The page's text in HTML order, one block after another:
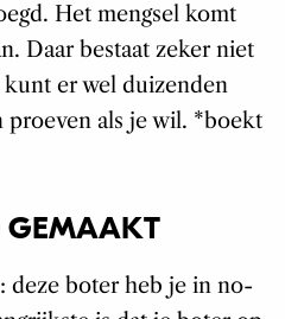
Het mengsel komt
Daar bestaat zeker niet
er wel duizenden
proeven als je wil. *boekt
GEMAAKT
deze boter heb je in no-